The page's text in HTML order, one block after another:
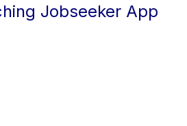
Jobseeker App